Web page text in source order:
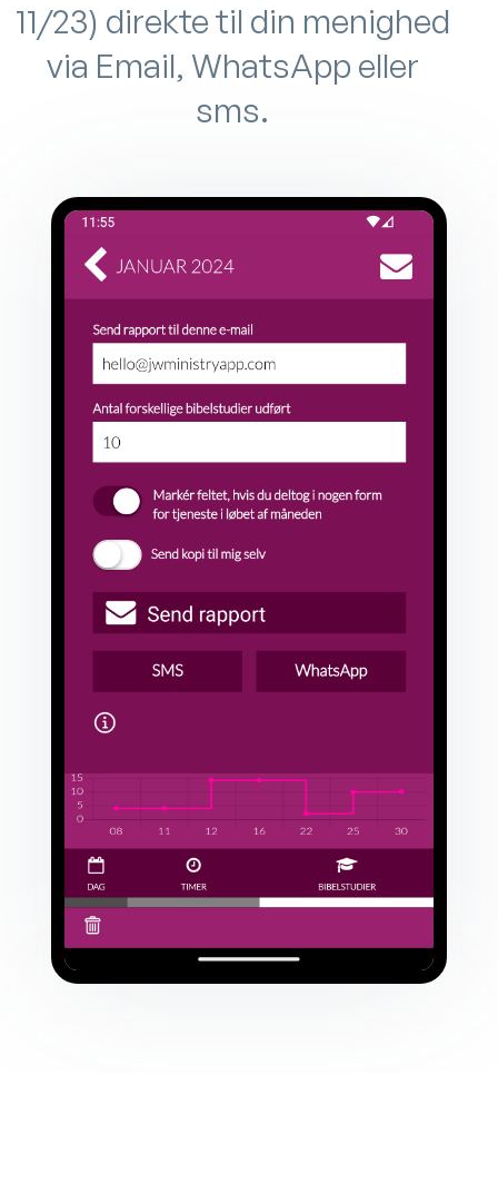
11/23) direkte til din menighed
via Email, WhatsApp eller
sms.